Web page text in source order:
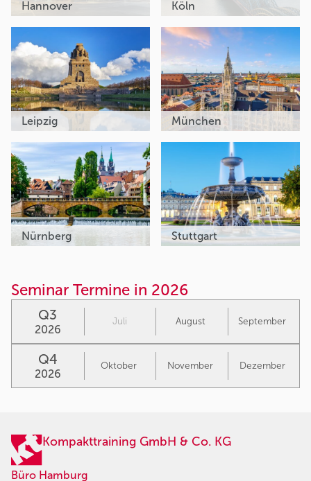
Hannover Köln
Leipzig München
Nürnberg Stuttgart
Seminar Termine in 2026
Q3
2026
Juli August September
Q4
2026
Oktober November Dezember
Kompakttraining GmbH & Co. KG
Büro Hamburg